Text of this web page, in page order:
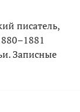
писатель,
Записные